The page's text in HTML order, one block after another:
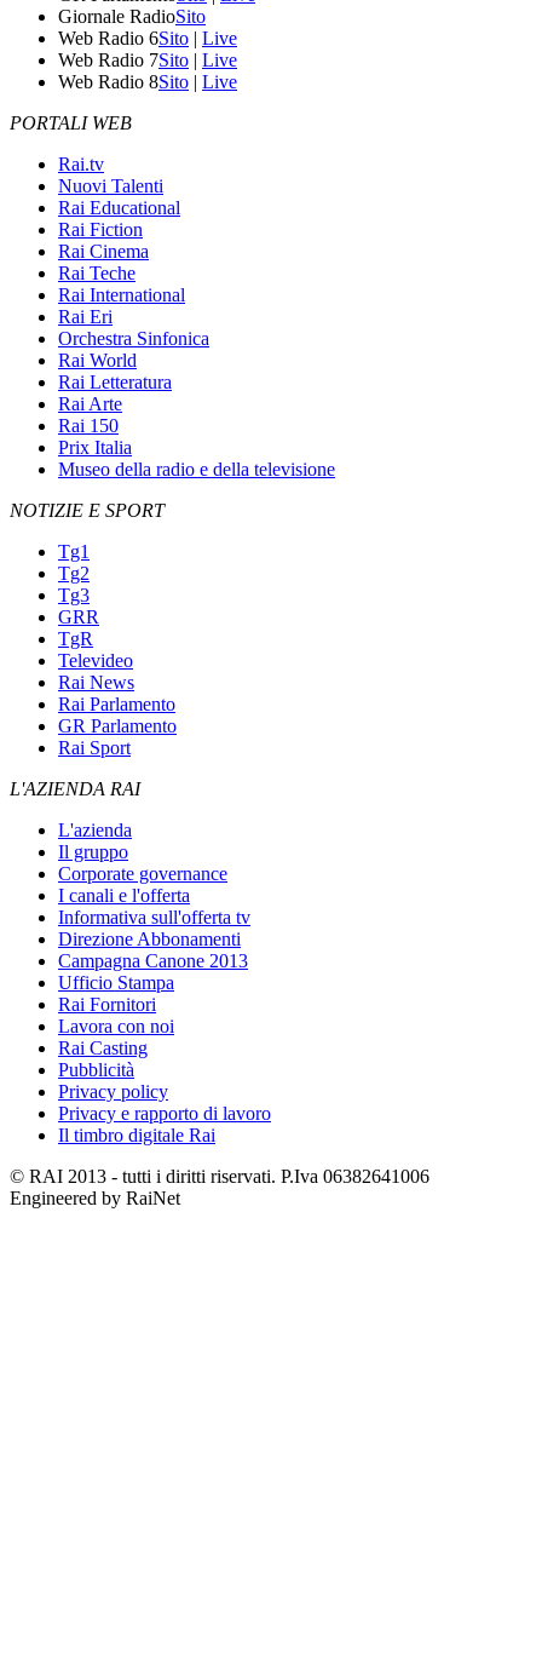
Giornale RadioSito
Web Radio 6Sito | Live
Web Radio 7Sito | Live
Web Radio 8Sito | Live
PORTALI WEB
Rai.tv
Nuovi Talenti
Rai Educational
Rai Fiction
Rai Cinema
Rai Teche
Rai International
Rai Eri
Orchestra Sinfonica
Rai World
Rai Letteratura
Rai Arte
Rai 150
Prix Italia
Museo della radio e della televisione
NOTIZIE E SPORT
Tg1
Tg2
Tg3
GRR
TgR
Televideo
Rai News
Rai Parlamento
GR Parlamento
Rai Sport
L'AZIENDA RAI
L'azienda
Il gruppo
Corporate governance
I canali e l'offerta
Informativa sull'offerta tv
Direzione Abbonamenti
Campagna Canone 2013
Ufficio Stampa
Rai Fornitori
Lavora con noi
Rai Casting
Pubblicità
Privacy policy
Privacy e rapporto di lavoro
Il timbro digitale Rai
© RAI 2013 - tutti i diritti riservati. P.Iva 06382641006
Engineered by RaiNet